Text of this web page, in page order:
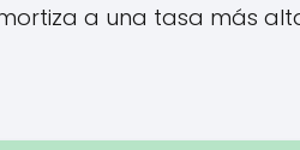
a una tasa más